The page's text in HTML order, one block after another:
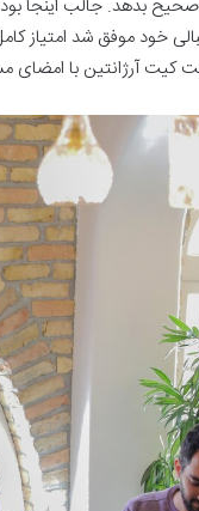
بدهد. جالب اینجا بود
کیت آرژانتین با امضای